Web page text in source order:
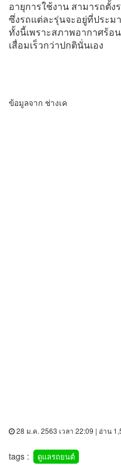
อายุการใช้งาน สามารถตั้ง
ซึ่งรถแต่ละรุ่นจะอยู่ที่ประม
ทั้งนี้เพราะสภาพอากาศร้อ
เสื่อมเร็วกว่าปกตินั่นเอง
ข้อมูลจาก ช่างเค
28 ม.ค. 2563 เวลา 22:09 | อ่าน
tags : ดูแลรถยนต์